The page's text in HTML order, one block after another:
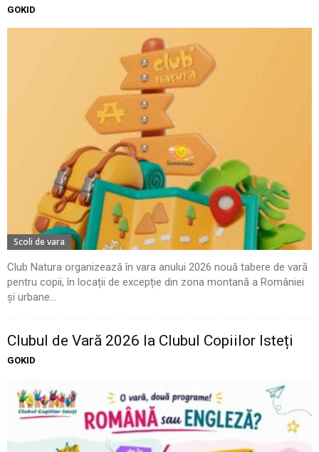
GOKID
Scoli de vara
Club Natura organizează în vara anului 2026 nouă tabere de vară
pentru copii, în locații de excepție din zona montană a României
și urbane...
Clubul de Vară 2026 la Clubul Copiilor Isteți
GOKID